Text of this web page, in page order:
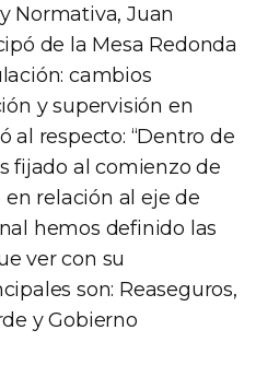
Normativa, Juan
de la Mesa Redonda
cambios
y supervisión en
al respecto: “Dentro de
fijado al comienzo de
en relación al eje de
hemos definido las
ver con su
son: Reaseguros,
y Gobierno